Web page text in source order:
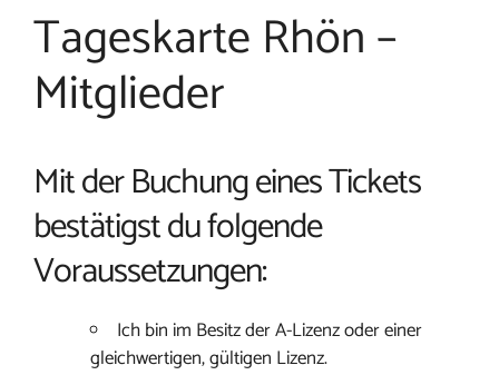
Tageskarte Rhön –
Mitglieder
Mit der Buchung eines Tickets
bestätigst du folgende
Voraussetzungen:
Ich bin im Besitz der A-Lizenz oder einer
gleichwertigen, gültigen Lizenz.